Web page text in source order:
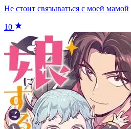
Не стоит связываться с моей мамой
10